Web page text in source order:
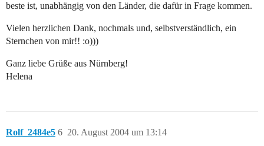
beste ist, unabhängig von den Länder, die dafür in Frage kommen.
Vielen herzlichen Dank, nochmals und, selbstverständlich, ein
Sternchen von mir!! :o)))
Ganz liebe Grüße aus Nürnberg!
Helena
Rolf_2484e5 20. August 2004 um 13:14
6